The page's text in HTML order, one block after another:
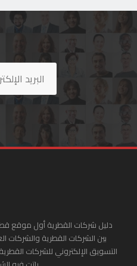
دليل شركات القطرية أول موقع
بين الشركات القطرية والشركات
التسويق الإلكتروني للشركات